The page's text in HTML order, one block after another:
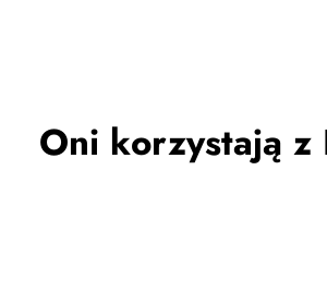
Oni korzystają z